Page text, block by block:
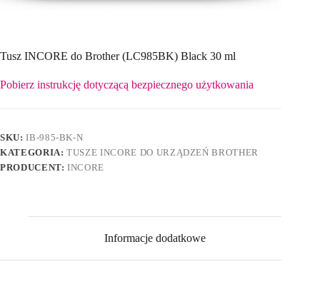
Tusz INCORE do Brother (LC985BK) Black 30 ml
Pobierz instrukcję dotyczącą bezpiecznego użytkowania
SKU:IB-985-BK-N
KATEGORIA:TUSZE INCORE DO URZĄDZEŃ BROTHER
PRODUCENT:INCORE
Informacje dodatkowe